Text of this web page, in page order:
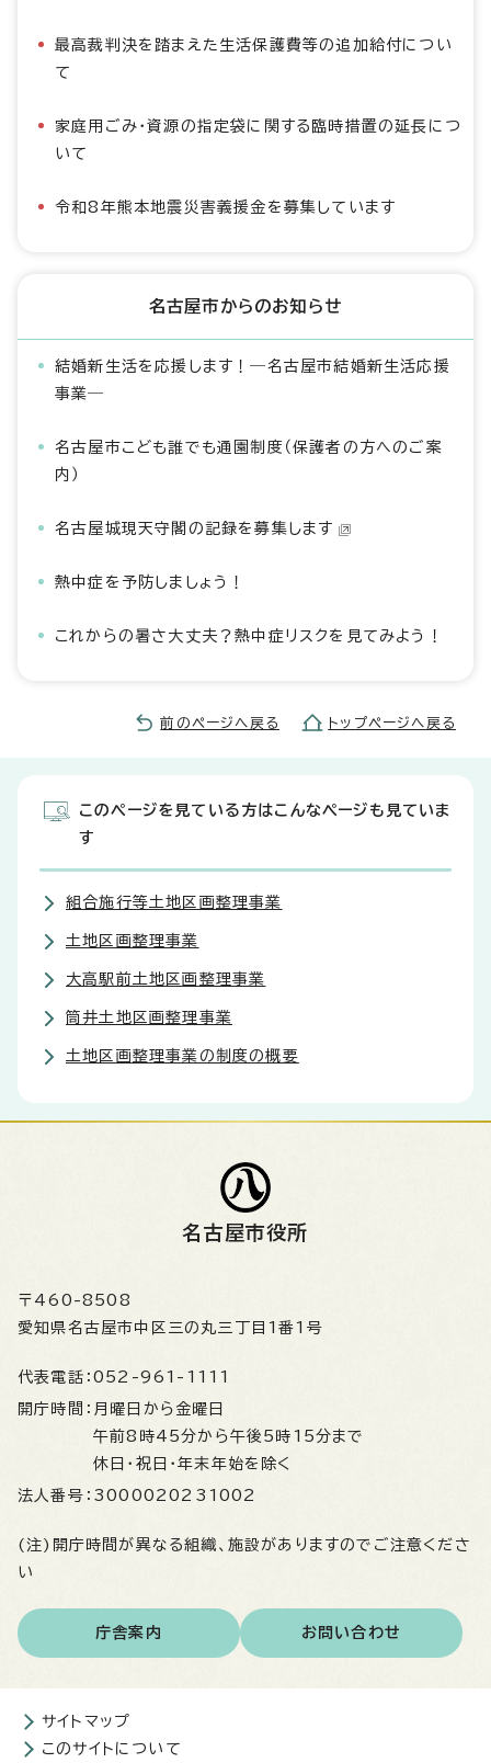
最高裁判決を踏まえた生活保護費等の追加給付につい
て
家庭用ごみ・資源の指定袋に関する臨時措置の延長につ
いて
令和8年熊本地震災害義援金を募集しています
名古屋市からのお知らせ
結婚新生活を応援します！―名古屋市結婚新生活応援
事業―
名古屋市こども誰でも通園制度（保護者の方へのご案
内）
名古屋城現天守閣の記録を募集します
熱中症を予防しましょう！
これからの暑さ大丈夫？熱中症リスクを見てみよう！
前のページへ戻る トップページへ戻る
このページを見ている方はこんなページも見ていま
す
組合施行等土地区画整理事業
土地区画整理事業
大高駅前土地区画整理事業
筒井土地区画整理事業
土地区画整理事業の制度の概要
名古屋市役所
〒460-8508
愛知県名古屋市中区三の丸三丁目1番1号
代表電話： 052-961-1111
開庁時間： 月曜日から金曜日
午前8時45分から午後5時15分まで
休日・祝日・年末年始を除く
法人番号： 3000020231002
(注)開庁時間が異なる組織、施設がありますのでご注意くださ
い
庁舎案内 お問い合わせ
サイトマップ
このサイトについて